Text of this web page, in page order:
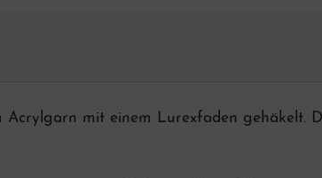
Acrylgarn mit einem Lurexfaden gehäkelt.